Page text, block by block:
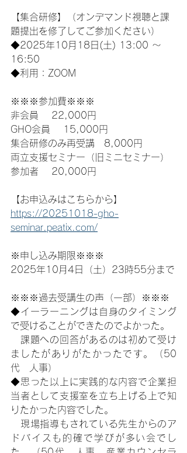
【集合研修】（オンデマンド視聴と課
題提出を修了してご参加ください）
◆2025年10月18日(土) 13:00 ～
16:50
◆利用：ZOOM
※※※参加費※※※
非会員 　22,000円
GHO会員 　15,000円
集合研修のみ再受講　8,000円
両立支援セミナー（旧ミニセミナー）
参加者 　20,000円
【お申込みはこちらから】
https://20251018-gho-
seminar.peatix.com/
※申し込み期限※※※
2025年10月4日（土）23時55分まで
※※※過去受講生の声（一部）※※※
◆イーラーニングは自身のタイミング
で受けることができたのでよかった。
課題への回答があるのは初めて受け
ましたがありがたかったです。（50
代　人事）
◆思った以上に実践的な内容で企業担
当者として支援室を立ち上げる上で知
りたかった内容でした。
現場指導もされている先生からのア
ドバイスも的確で学びが多い会でし